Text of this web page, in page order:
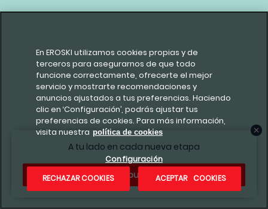
A tu lado en cada nueva etapa
¿Te apuntas?
En EROSKI utilizamos cookies propias y de
terceros para asegurarnos de que todo
funcione correctamente, ofrecerte el mejor
servicio y mostrarte recomendaciones y
anuncios ajustados a tus preferencias. Haciendo
clic en ‘Configuración’, podrás ajustar tus
preferencias de cookies. Para más información,
visita nuestra política de cookies
Configuración
RECHAZAR COOKIES
ACEPTAR COOKIES